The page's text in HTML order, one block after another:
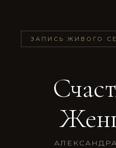
ЗАПИСЬ ЖИВОГО